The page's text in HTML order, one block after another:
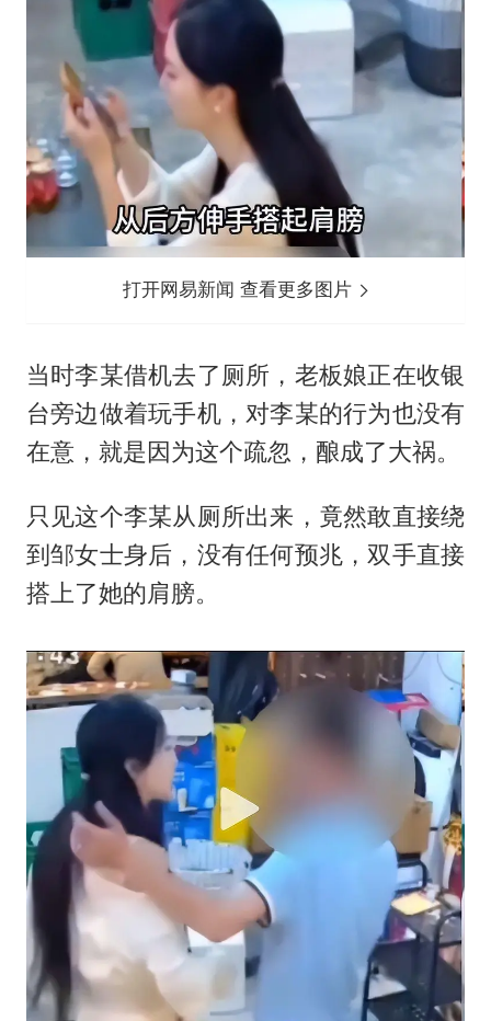
打开网易新闻 查看更多图片
当时李某借机去了厕所，老板娘正在收银
台旁边做着玩手机，对李某的行为也没有
在意，就是因为这个疏忽，酿成了大祸。
只见这个李某从厕所出来，竟然敢直接绕
到邹女士身后，没有任何预兆，双手直接
搭上了她的肩膀。